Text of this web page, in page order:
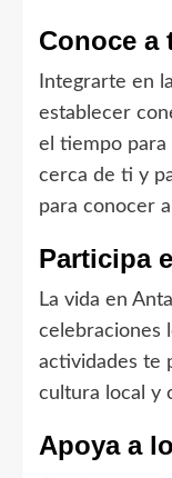
Conoce a
Integrarte en
establecer
el tiempo para
cerca de ti y
para conocer
Participa
La vida en
celebraciones
actividades te
cultura local y
Apoya a